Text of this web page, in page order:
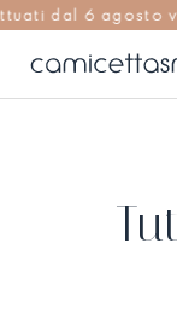
dal 6 agosto